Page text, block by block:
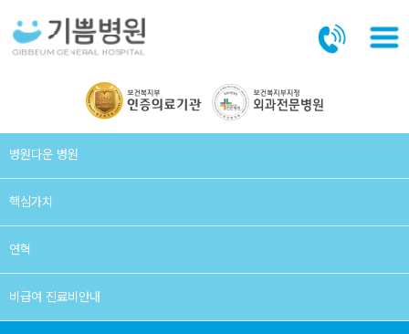
병원다운 병원
핵심가치
연혁
비급여 진료비안내